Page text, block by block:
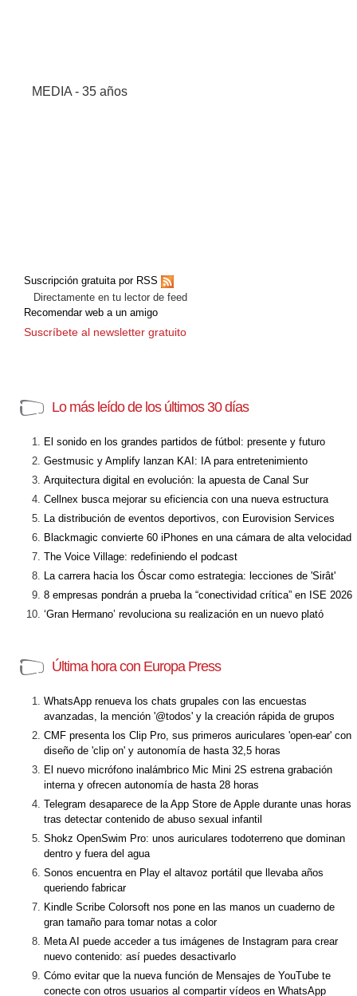
MEDIA - 35 años
Suscripción gratuita por RSS
Directamente en tu lector de feed
Recomendar web a un amigo
Suscríbete al newsletter gratuito
Lo más leído de los últimos 30 días
El sonido en los grandes partidos de fútbol: presente y futuro
Gestmusic y Amplify lanzan KAI: IA para entretenimiento
Arquitectura digital en evolución: la apuesta de Canal Sur
Cellnex busca mejorar su eficiencia con una nueva estructura
La distribución de eventos deportivos, con Eurovision Services
Blackmagic convierte 60 iPhones en una cámara de alta velocidad
The Voice Village: redefiniendo el podcast
La carrera hacia los Óscar como estrategia: lecciones de 'Sirât'
8 empresas pondrán a prueba la “conectividad crítica” en ISE 2026
‘Gran Hermano’ revoluciona su realización en un nuevo plató
Última hora con Europa Press
WhatsApp renueva los chats grupales con las encuestas
avanzadas, la mención '@todos' y la creación rápida de grupos
CMF presenta los Clip Pro, sus primeros auriculares 'open-ear' con
diseño de 'clip on' y autonomía de hasta 32,5 horas
El nuevo micrófono inalámbrico Mic Mini 2S estrena grabación
interna y ofrecen autonomía de hasta 28 horas
Telegram desaparece de la App Store de Apple durante unas horas
tras detectar contenido de abuso sexual infantil
Shokz OpenSwim Pro: unos auriculares todoterreno que dominan
dentro y fuera del agua
Sonos encuentra en Play el altavoz portátil que llevaba años
queriendo fabricar
Kindle Scribe Colorsoft nos pone en las manos un cuaderno de
gran tamaño para tomar notas a color
Meta AI puede acceder a tus imágenes de Instagram para crear
nuevo contenido: así puedes desactivarlo
Cómo evitar que la nueva función de Mensajes de YouTube te
conecte con otros usuarios al compartir vídeos en WhatsApp